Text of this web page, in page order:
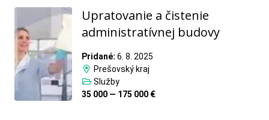
Upratovanie a čistenie
administratívnej budovy
Pridané: 6. 8. 2025
Prešovský kraj
Služby
35 000 — 175 000 €